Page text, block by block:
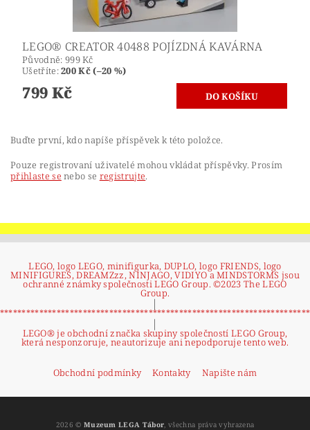
LEGO® CREATOR 40488 POJÍZDNÁ KAVÁRNA
Původně: 999 Kč
Ušetříte:200 Kč (–20 %)
799 Kč
Buďte první, kdo napíše příspěvek k této položce.
Pouze registrovaní uživatelé mohou vkládat příspěvky. Prosím
přihlaste se nebo se registrujte.
LEGO, logo LEGO, minifigurka, DUPLO, logo FRIENDS, logo
MINIFIGURES, DREAMZzz, NINJAGO, VIDIYO a MINDSTORMS jsou
ochranné známky společnosti LEGO Group. ©2023 The LEGO
Group.
|
|
LEGO® je obchodní značka skupiny společností LEGO Group,
která nesponzoruje, neautorizuje ani nepodporuje tento web.
Obchodní podmínky Kontakty Napište nám
2026 © Muzeum LEGA Tábor , všechna práva vyhrazena